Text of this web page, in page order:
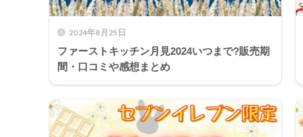
2024年8月25日
ファーストキッチン月見2024いつまで?販売期
間・口コミや感想まとめ